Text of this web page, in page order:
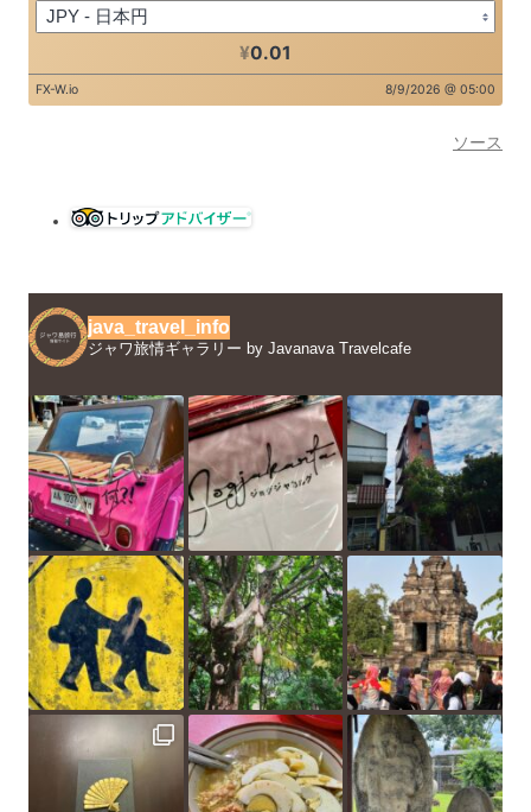
ソース
java_travel_info
ジャワ旅情ギャラリー by Javanava Travelcafe